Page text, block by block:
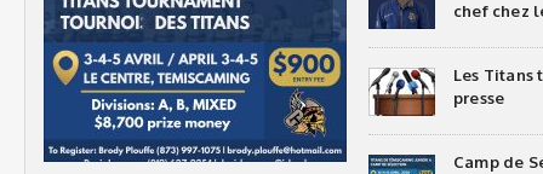
chef chez
Les Titans
presse
Camp de